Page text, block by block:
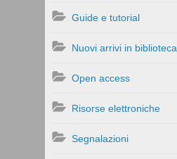
Guide e tutorial
Nuovi arrivi in biblioteca
Open access
Risorse elettroniche
Segnalazioni